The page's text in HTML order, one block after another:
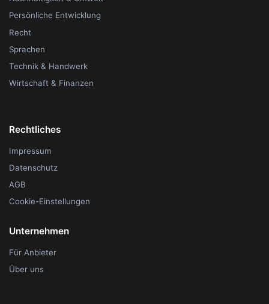
Persönliche Entwicklung
Recht
Sprachen
Technik & Handwerk
Wirtschaft & Finanzen
Rechtliches
Impressum
Datenschutz
AGB
Cookie-Einstellungen
Unternehmen
Für Anbieter
Über uns